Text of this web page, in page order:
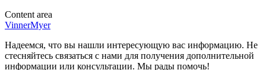
Content area
VinnerMyer
Надеемся, что вы нашли интересующую вас информацию. Не
стесняйтесь связаться с нами для получения дополнительной
информации или консультации. Мы рады помочь!